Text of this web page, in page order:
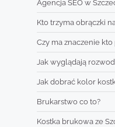
Agencja SEO w
Kto trzyma obrączki
Czy ma znaczenie
Jak wyglądają
Jak dobrać kolor
Brukarstwo co to?
Kostka brukowa ze